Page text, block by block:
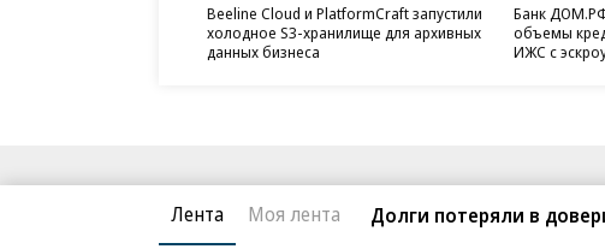
Beeline Cloud и PlatformCraft запустили
холодное S3-хранилище для архивных
данных бизнеса
Банк ДОМ.РФ
объемы
ИЖС с
Лента Моя лента Долги потеряли в
Благотворительный фонд
О «Коммерсанте»
Архив